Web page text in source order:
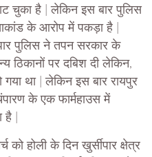
चुका है | लेकिन इस बार पुलिस
के आरोप में पकड़ा है |
पुलिस ने तपन सरकार के
ठिकानों पर दबिश दी लेकिन,
था | लेकिन इस बार रायपुर
के एक फार्महाउस में
|
होली के दिन खुर्सीपार क्षेत्र